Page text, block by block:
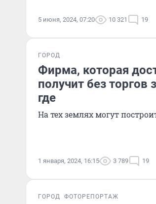
5 июня, 2024, 07:20 10 321 19
ГОРОД
Фирма, которая
получит без
где
На тех землях могут
1 января, 2024, 16:15 3 789 19
ГОРОД ФОТОРЕПОРТАЖ